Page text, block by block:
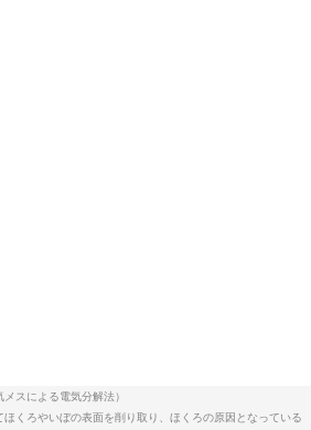
スによる電気分解法）
くろやいぼの表面を削り取り、ほくろの原因となっている